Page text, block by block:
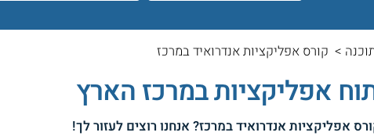
> קורס אפליקציות אנדרואיד במרכז
אפליקציות במרכז הארץ
אפליקציות אנדרואיד במרכז? אנחנו רוצים לעזור לך!